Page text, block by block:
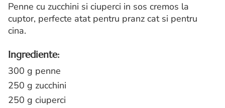
Penne cu zucchini si ciuperci in sos cremos la
cuptor, perfecte atat pentru pranz cat si pentru
cina.
Ingrediente:
300 g penne
250 g zucchini
250 g ciuperci